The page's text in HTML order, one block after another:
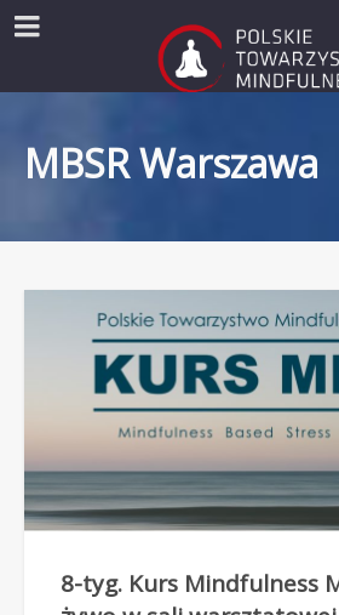
MBSR Warszawa
8-tyg. Kurs Mindfulness